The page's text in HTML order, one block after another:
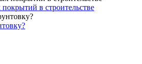
в строительстве